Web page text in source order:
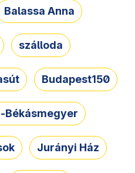
Balassa Anna
szálloda
Budapest150
Békásmegyer
Jurányi Ház